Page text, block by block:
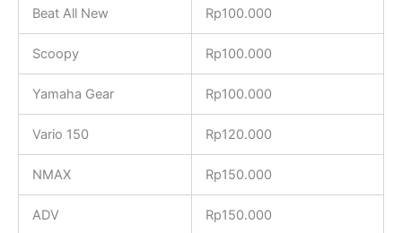
Beat All New Rp100.000
Scoopy Rp100.000
Yamaha Gear Rp100.000
Vario 150 Rp120.000
NMAX Rp150.000
ADV Rp150.000